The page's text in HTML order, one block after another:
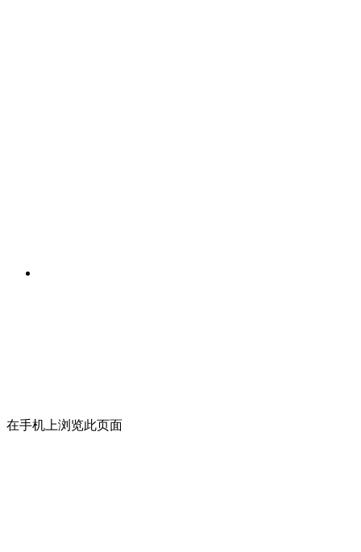
在手机上浏览此页面